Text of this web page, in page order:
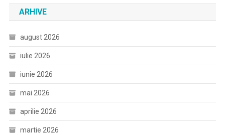
ARHIVE
august 2026
iulie 2026
iunie 2026
mai 2026
aprilie 2026
martie 2026